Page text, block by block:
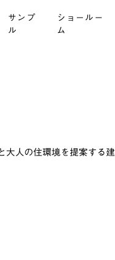
サンプ
ル
ショールー
ム
大人の住環境を提案する